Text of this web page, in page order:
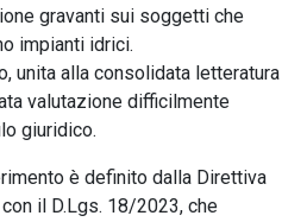
gravanti sui soggetti che
impianti idrici.
unita alla consolidata letteratura
valutazione difficilmente
giuridico.
è definito dalla Direttiva
il D.Lgs. 18/2023, che